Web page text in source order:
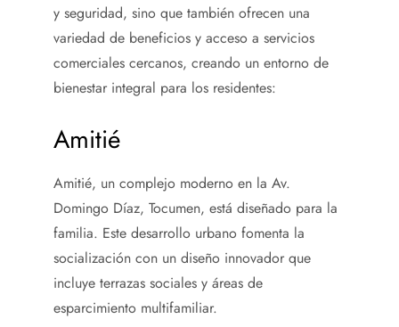
y seguridad, sino que también ofrecen una
variedad de beneficios y acceso a servicios
comerciales cercanos, creando un entorno de
bienestar integral para los residentes:
Amitié
Amitié, un complejo moderno en la Av.
Domingo Díaz, Tocumen, está diseñado para la
familia. Este desarrollo urbano fomenta la
socialización con un diseño innovador que
incluye terrazas sociales y áreas de
esparcimiento multifamiliar.